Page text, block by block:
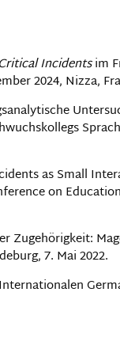
Critical Incidentsim
2024, Nizza,
as Small
on Education
Zugehörigkeit:
7. Mai 2022.